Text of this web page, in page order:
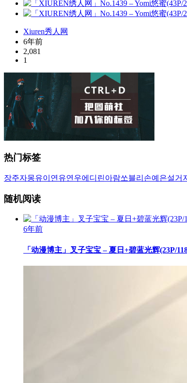
Xiuren秀人网
6年前
2,081
1
热门标签
장주자몽유이 연유연우에디린아람쏘블리 손예은설거지
随机阅读
6年前
「动漫博主」叉子宝宝 – 夏日+碧蓝光辉(23P/